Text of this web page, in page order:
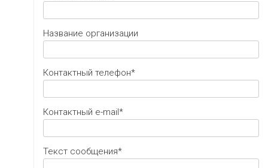
Название организации
Контактный телефон*
Контактный e-mail*
Текст сообщения*